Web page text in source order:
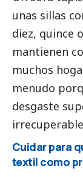
unas sillas
diez, quince
mantienen
muchos
menudo
desgaste
Cuidar para
textil como